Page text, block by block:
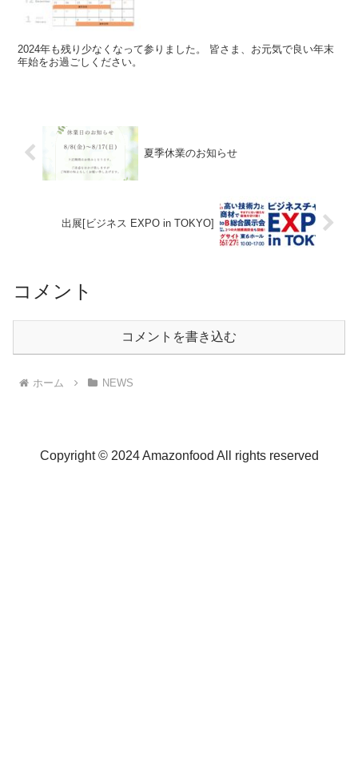
2024年も残り少なくなって参りました。 皆さま、お元気で良い年末
年始をお過ごしください。
夏季休業のお知らせ
出展[ビジネス EXPO in TOKYO]
コメント
コメントを書き込む
ホーム NEWS
Copyright © 2024 Amazonfood All rights reserved